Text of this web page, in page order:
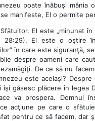
poate înăbuşi mânia
manifeste, El o permite
El este „minunat
28:29). El este o oştire
în care este siguranţă,
despre oameni care
De ce să nu
este acelaşi?
găsesc plăcere în legea
va prospera. Domnul
acţiune pe care o
pentru ce să facem, dar